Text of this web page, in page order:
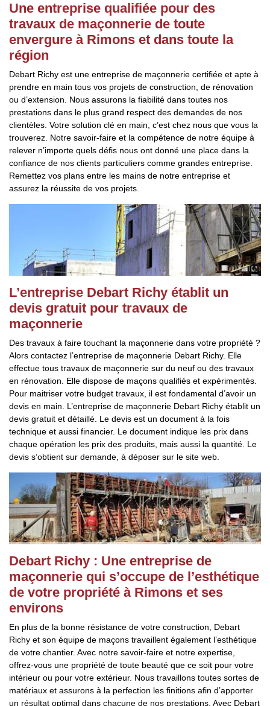
Une entreprise qualifiée pour des
travaux de maçonnerie de toute
envergure à Rimons et dans toute la
région
Debart Richy est une entreprise de maçonnerie certifiée et apte à
prendre en main tous vos projets de construction, de rénovation
ou d’extension. Nous assurons la fiabilité dans toutes nos
prestations dans le plus grand respect des demandes de nos
clientèles. Votre solution clé en main, c’est chez nous que vous la
trouverez. Notre savoir-faire et la compétence de notre équipe à
relever n’importe quels défis nous ont donné une place dans la
confiance de nos clients particuliers comme grandes entreprise.
Remettez vos plans entre les mains de notre entreprise et
assurez la réussite de vos projets.
L’entreprise Debart Richy établit un
devis gratuit pour travaux de
maçonnerie
Des travaux à faire touchant la maçonnerie dans votre propriété ?
Alors contactez l’entreprise de maçonnerie Debart Richy. Elle
effectue tous travaux de maçonnerie sur du neuf ou des travaux
en rénovation. Elle dispose de maçons qualifiés et expérimentés.
Pour maitriser votre budget travaux, il est fondamental d’avoir un
devis en main. L’entreprise de maçonnerie Debart Richy établit un
devis gratuit et détaillé. Le devis est un document à la fois
technique et aussi financier. Le document indique les prix dans
chaque opération les prix des produits, mais aussi la quantité. Le
devis s’obtient sur demande, à déposer sur le site web.
Debart Richy : Une entreprise de
maçonnerie qui s’occupe de l’esthétique
de votre propriété à Rimons et ses
environs
En plus de la bonne résistance de votre construction, Debart
Richy et son équipe de maçons travaillent également l’esthétique
de votre chantier. Avec notre savoir-faire et notre expertise,
offrez-vous une propriété de toute beauté que ce soit pour votre
intérieur ou pour votre extérieur. Nous travaillons toutes sortes de
matériaux et assurons à la perfection les finitions afin d’apporter
un résultat optimal dans chacune de nos prestations. Avec Debart